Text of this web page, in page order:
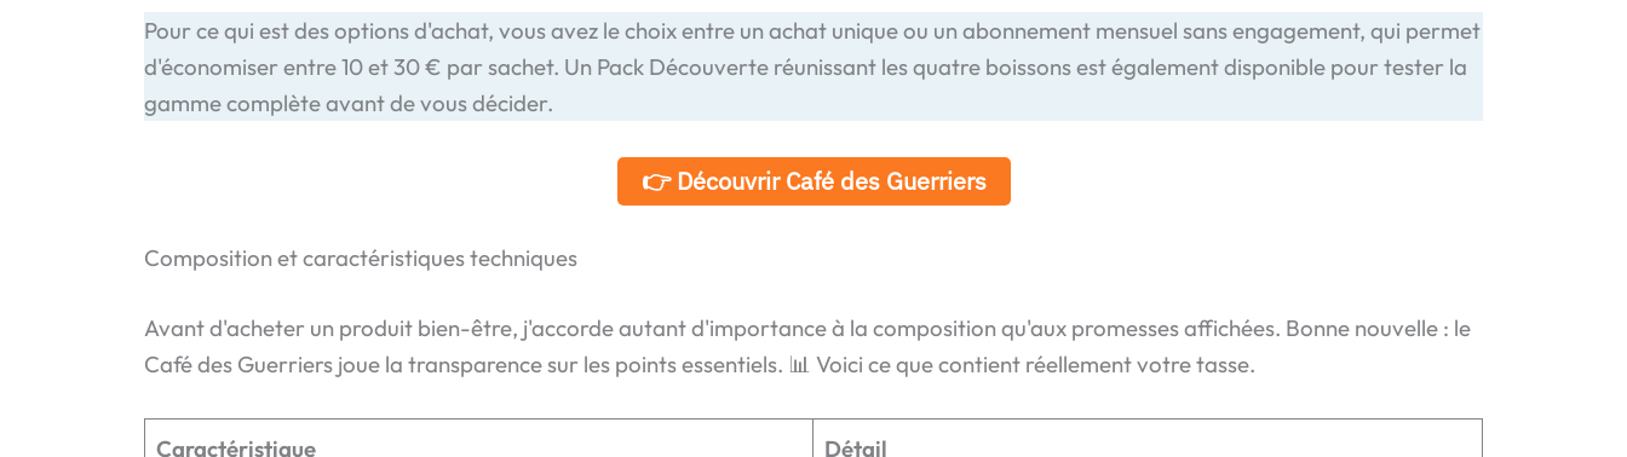
Pour ce qui est des options d'achat, vous avez le choix entre un achat unique ou un abonnement mensuel sans engagement, qui permet
d'économiser entre 10 et 30 € par sachet. Un Pack Découverte réunissant les quatre boissons est également disponible pour tester la
gamme complète avant de vous décider.
👉 Découvrir Café des Guerriers
Composition et caractéristiques techniques
Avant d'acheter un produit bien-être, j'accorde autant d'importance à la composition qu'aux promesses affichées. Bonne nouvelle : le
Café des Guerriers joue la transparence sur les points essentiels. 📊 Voici ce que contient réellement votre tasse.
Caractéristique Détail